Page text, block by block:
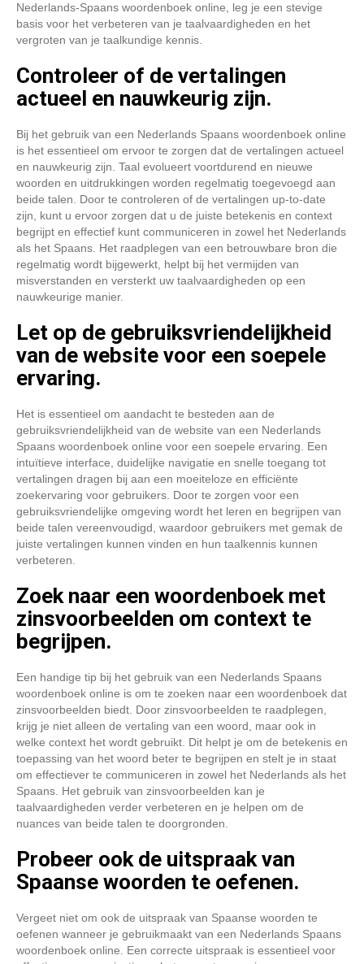
Nederlands-Spaans woordenboek online, leg je een stevige
basis voor het verbeteren van je taalvaardigheden en het
vergroten van je taalkundige kennis.
Controleer of de vertalingen
actueel en nauwkeurig zijn.
Bij het gebruik van een Nederlands Spaans woordenboek online
is het essentieel om ervoor te zorgen dat de vertalingen actueel
en nauwkeurig zijn. Taal evolueert voortdurend en nieuwe
woorden en uitdrukkingen worden regelmatig toegevoegd aan
beide talen. Door te controleren of de vertalingen up-to-date
zijn, kunt u ervoor zorgen dat u de juiste betekenis en context
begrijpt en effectief kunt communiceren in zowel het Nederlands
als het Spaans. Het raadplegen van een betrouwbare bron die
regelmatig wordt bijgewerkt, helpt bij het vermijden van
misverstanden en versterkt uw taalvaardigheden op een
nauwkeurige manier.
Let op de gebruiksvriendelijkheid
van de website voor een soepele
ervaring.
Het is essentieel om aandacht te besteden aan de
gebruiksvriendelijkheid van de website van een Nederlands
Spaans woordenboek online voor een soepele ervaring. Een
intuïtieve interface, duidelijke navigatie en snelle toegang tot
vertalingen dragen bij aan een moeiteloze en efficiënte
zoekervaring voor gebruikers. Door te zorgen voor een
gebruiksvriendelijke omgeving wordt het leren en begrijpen van
beide talen vereenvoudigd, waardoor gebruikers met gemak de
juiste vertalingen kunnen vinden en hun taalkennis kunnen
verbeteren.
Zoek naar een woordenboek met
zinsvoorbeelden om context te
begrijpen.
Een handige tip bij het gebruik van een Nederlands Spaans
woordenboek online is om te zoeken naar een woordenboek dat
zinsvoorbeelden biedt. Door zinsvoorbeelden te raadplegen,
krijg je niet alleen de vertaling van een woord, maar ook in
welke context het wordt gebruikt. Dit helpt je om de betekenis en
toepassing van het woord beter te begrijpen en stelt je in staat
om effectiever te communiceren in zowel het Nederlands als het
Spaans. Het gebruik van zinsvoorbeelden kan je
taalvaardigheden verder verbeteren en je helpen om de
nuances van beide talen te doorgronden.
Probeer ook de uitspraak van
Spaanse woorden te oefenen.
Vergeet niet om ook de uitspraak van Spaanse woorden te
oefenen wanneer je gebruikmaakt van een Nederlands Spaans
woordenboek online. Een correcte uitspraak is essentieel voor